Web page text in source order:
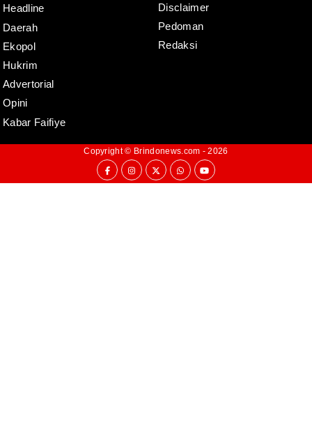
Headline
Daerah
Ekopol
Hukrim
Advertorial
Opini
Kabar Faifiye
Disclaimer
Pedoman
Redaksi
Copyright © Brindonews.com - 2026